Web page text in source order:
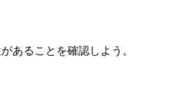
あることを確認しよう。